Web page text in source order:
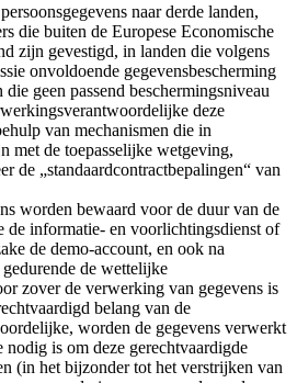
naar derde landen,
die buiten de Europese Economische
zijn gevestigd, in landen die volgens
onvoldoende gegevensbescherming
geen passend beschermingsniveau
deze
van mechanismen die in
met de toepasselijke wetgeving,
de „standaardcontractbepalingen“ van
worden bewaard voor de duur van de
de informatie- en voorlichtingsdienst of
de demo-account, en ook na
de wettelijke
zover de verwerking van gegevens is
belang van de
worden de gegevens verwerkt
nodig is om deze gerechtvaardigde
(in het bijzonder tot het verstrijken van